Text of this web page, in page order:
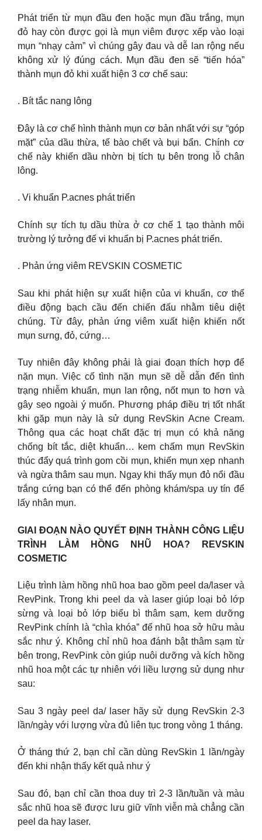
Phát triển từ mụn đầu đen hoặc mụn đầu trắng, mụn
đỏ hay còn được gọi là mụn viêm được xếp vào loại
mụn “nhạy cảm” vì chúng gây đau và dễ lan rộng nếu
không xử lý đúng cách. Mụn đầu đen sẽ “tiến hóa”
thành mụn đỏ khi xuất hiện 3 cơ chế sau:
. Bít tắc nang lông
Đây là cơ chế hình thành mụn cơ bản nhất với sự “góp
mặt” của dầu thừa, tế bào chết và bụi bẩn. Chính cơ
chế này khiến dầu nhờn bị tích tụ bên trong lỗ chân
lông.
. Vi khuẩn P.acnes phát triển
Chính sự tích tụ dầu thừa ở cơ chế 1 tạo thành môi
trường lý tưởng để vi khuẩn bị P.acnes phát triển.
. Phản ứng viêm REVSKIN COSMETIC
Sau khi phát hiện sự xuất hiện của vi khuẩn, cơ thể
điều động bạch cầu đến chiến đấu nhằm tiêu diệt
chúng. Từ đây, phản ứng viêm xuất hiện khiến nốt
mụn sưng, đỏ, cứng…
Tuy nhiên đây không phải là giai đoạn thích hợp để
nặn mụn. Việc cố tình nặn mụn sẽ dễ dẫn đến tình
trạng nhiễm khuẩn, mụn lan rộng, nốt mụn to hơn và
gây sẹo ngoài ý muốn. Phương pháp điều trị tốt nhất
khi gặp mụn này là sử dụng RevSkin Acne Cream.
Thông qua các hoạt chất đặc trị mụn có khả năng
chống bít tắc, diệt khuẩn… kem chấm mụn RevSkin
thúc đẩy quá trình gom cồi mụn, khiến mụn xẹp nhanh
và ngừa thâm sau mụn. Ngay khi thấy mụn đỏ nổi đầu
trắng cứng bạn có thể đến phòng khám/spa uy tín để
lấy nhân mụn.
GIAI ĐOẠN NÀO QUYẾT ĐỊNH THÀNH CÔNG LIỆU
TRÌNH LÀM HỒNG NHŨ HOA? REVSKIN
COSMETIC
Liệu trình làm hồng nhũ hoa bao gồm peel da/laser và
RevPink. Trong khi peel da và laser giúp loại bỏ lớp
sừng và loại bỏ lớp biểu bì thâm sạm, kem dưỡng
RevPink chính là “chìa khóa” để nhũ hoa sở hữu màu
sắc như ý. Không chỉ nhũ hoa đánh bật thâm sạm từ
bên trong, RevPink còn giúp nuôi dưỡng và kích hồng
nhũ hoa một các tự nhiên với liều lượng sử dụng như
sau:
Sau 3 ngày peel da/ laser hãy sử dụng RevSkin 2-3
lần/ngày với lượng vừa đủ liên tục trong vòng 1 tháng.
Ở tháng thứ 2, bạn chỉ cần dùng RevSkin 1 lần/ngày
đến khi nhận thấy kết quả như ý
Sau đó, bạn chỉ cần thoa duy trì 2-3 lần/tuần và màu
sắc nhũ hoa sẽ được lưu giữ vĩnh viễn mà chẳng cần
peel da hay laser.